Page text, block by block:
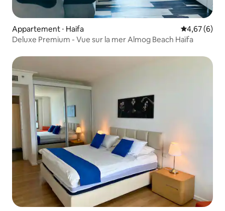
Appartement ⋅ Haifa Évaluation
4,67 (6)
Deluxe Premium - Vue sur la mer Almog Beach Haïfa